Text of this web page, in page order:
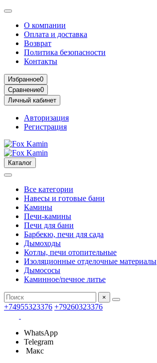
О компании
Оплата и доставка
Возврат
Политика безопасности
Контакты
Избранное0
Сравнение0
Личный кабинет
Авторизация
Регистрация
Каталог
Все категории
Навесы и готовые бани
Камины
Печи-камины
Печи для бани
Барбекю, печи для сада
Дымоходы
Котлы, печи отопительные
Изоляционные отделочные материалы
Дымососы
Каминное/печное литье
×
+74955323376 +79260323376
WhatsApp
Telegram
Макс